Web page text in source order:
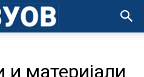
и материјали